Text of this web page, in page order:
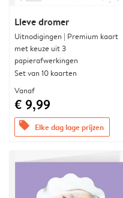
Lieve dromer
Uitnodigingen | Premium kaart
met keuze uit 3
papierafwerkingen
Set van 10 kaarten
Vanaf
€ 9,99
offers Elke dag lage prijzen